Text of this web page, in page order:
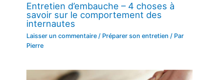
Entretien d’embauche – 4 choses à
savoir sur le comportement des
internautes
Laisser un commentaire / Préparer son entretien / Par
Pierre